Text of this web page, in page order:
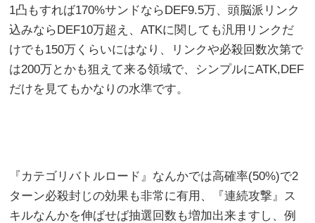
1凸もすれば170%サンドならDEF9.5万、頭脳派リンク
込みならDEF10万超え、ATKに関しても汎用リンクだ
けでも150万くらいにはなり、リンクや必殺回数次第で
は200万とかも狙えて来る領域で、シンプルにATK,DEF
だけを見てもかなりの水準です。
『カテゴリバトルロード』なんかでは高確率(50%)で2
ターン必殺封じの効果も非常に有用、『連続攻撃』ス
キルなんかを伸ばせば抽選回数も増加出来ますし、例